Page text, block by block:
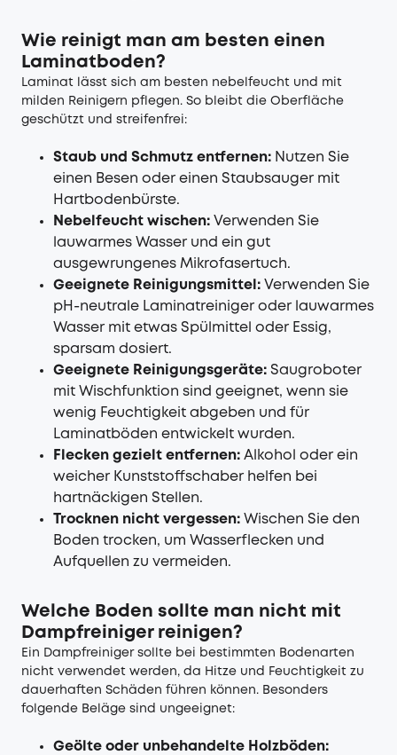
Wie reinigt man am besten einen
Laminatboden?
Laminat lässt sich am besten nebelfeucht und mit
milden Reinigern pflegen. So bleibt die Oberfläche
geschützt und streifenfrei:
Staub und Schmutz entfernen: Nutzen Sie
einen Besen oder einen Staubsauger mit
Hartbodenbürste.
Nebelfeucht wischen: Verwenden Sie
lauwarmes Wasser und ein gut
ausgewrungenes Mikrofasertuch.
Geeignete Reinigungsmittel: Verwenden Sie
pH-neutrale Laminatreiniger oder lauwarmes
Wasser mit etwas Spülmittel oder Essig,
sparsam dosiert.
Geeignete Reinigungsgeräte: Saugroboter
mit Wischfunktion sind geeignet, wenn sie
wenig Feuchtigkeit abgeben und für
Laminatböden entwickelt wurden.
Flecken gezielt entfernen: Alkohol oder ein
weicher Kunststoffschaber helfen bei
hartnäckigen Stellen.
Trocknen nicht vergessen: Wischen Sie den
Boden trocken, um Wasserflecken und
Aufquellen zu vermeiden.
Welche Boden sollte man nicht mit
Dampfreiniger reinigen?
Ein Dampfreiniger sollte bei bestimmten Bodenarten
nicht verwendet werden, da Hitze und Feuchtigkeit zu
dauerhaften Schäden führen können. Besonders
folgende Beläge sind ungeeignet:
Geölte oder unbehandelte Holzböden: